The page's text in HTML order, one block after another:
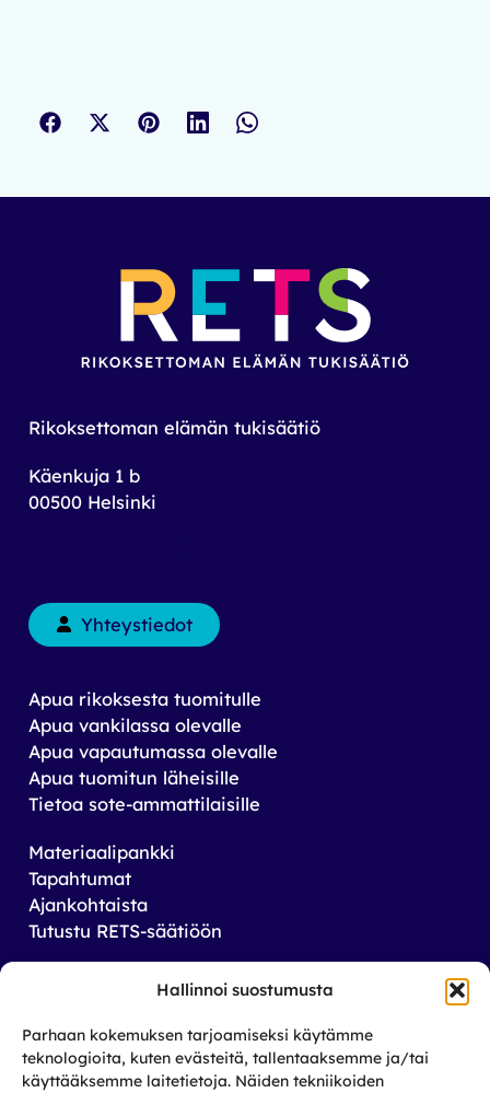
Hallinnoi suostumusta
Parhaan kokemuksen tarjoamiseksi käytämme
teknologioita, kuten evästeitä, tallentaaksemme ja/tai
käyttääksemme laitetietoja. Näiden tekniikoiden
Rikoksettoman elämän tukisäätiö
Käenkuja 1 b
00500 Helsinki
Yhteystiedot
Apua rikoksesta tuomitulle
Apua vankilassa olevalle
Apua vapautumassa olevalle
Apua tuomitun läheisille
Tietoa sote-ammattilaisille
Materiaalipankki
Tapahtumat
Ajankohtaista
Tutustu RETS-säätiöön
Tilaa uutiskirjeemme
Saat tiedon tulevista tapahtumista sekä
toiminnastamme rikos­taustaisten ja heidän
läheistensä aseman parantamiseksi.